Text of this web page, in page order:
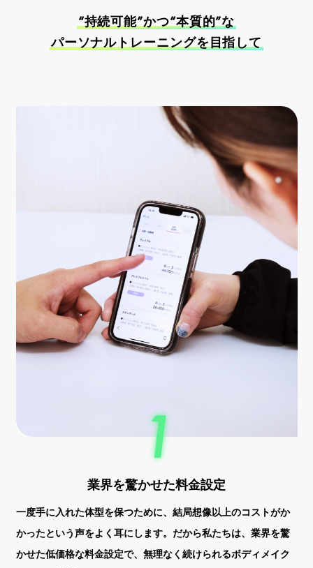
“持続可能”かつ“本質的”な
パーソナルトレーニングを目指して
業界を驚かせた料金設定
一度手に入れた体型を保つために、結局想像以上のコストがか
かったという声をよく耳にします。だから私たちは、業界を驚
かせた低価格な料金設定で、無理なく続けられるボディメイク